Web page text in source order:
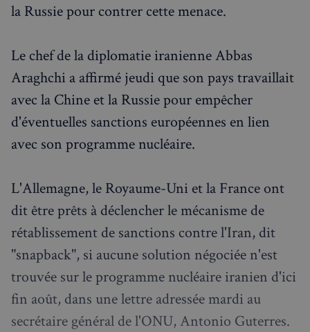
la Russie pour contrer cette menace.
Le chef de la diplomatie iranienne Abbas
Araghchi a affirmé jeudi que son pays travaillait
avec la Chine et la Russie pour empêcher
d'éventuelles sanctions européennes en lien
avec son programme nucléaire.
L'Allemagne, le Royaume-Uni et la France ont
dit être prêts à déclencher le mécanisme de
rétablissement de sanctions contre l'Iran, dit
"snapback", si aucune solution négociée n'est
trouvée sur le programme nucléaire iranien d'ici
fin août, dans une lettre adressée mardi au
secrétaire général de l'ONU, Antonio Guterres.